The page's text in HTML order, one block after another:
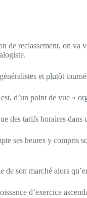
de reclassement, on
et plutôt
d’un point de vue «
des tarifs horaires
ses heures y compris
son marché alors
d’exercice